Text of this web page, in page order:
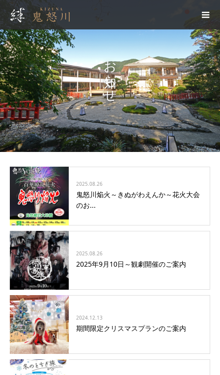
お知らせ
2025.08.26
鬼怒川焔火～きぬがわえんか～花火大会
のお...
2025.08.26
2025年9月10日～観劇開催のご案内
2024.12.13
期間限定クリスマスプランのご案内